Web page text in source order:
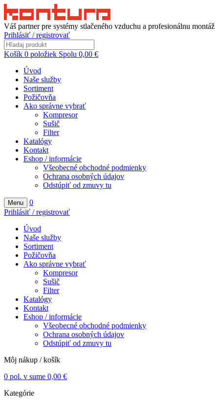
Váš partner pre systémy stlačeného vzduchu a profesionálnu montáž
Prihlásiť / registrovať
Košík 0 položiek Spolu 0,00 €
Úvod
Naše služby
Sortiment
Požičovňa
Ako správne vybrať
Kompresor
Sušič
Filter
Katalógy
Kontakt
Eshop / informácie
Všeobecné obchodné podmienky
Ochrana osobných údajov
Odstúpiť od zmuvy tu
Menu
0
Prihlásiť / registrovať
Úvod
Naše služby
Sortiment
Požičovňa
Ako správne vybrať
Kompresor
Sušič
Filter
Katalógy
Kontakt
Eshop / informácie
Všeobecné obchodné podmienky
Ochrana osobných údajov
Odstúpiť od zmuvy tu
Môj nákup / košík
0 pol. v sume 0,00 €
Kategórie